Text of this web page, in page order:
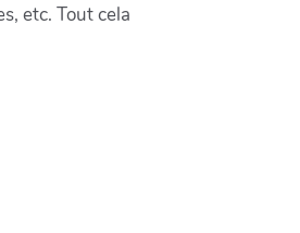
etc. Tout cela